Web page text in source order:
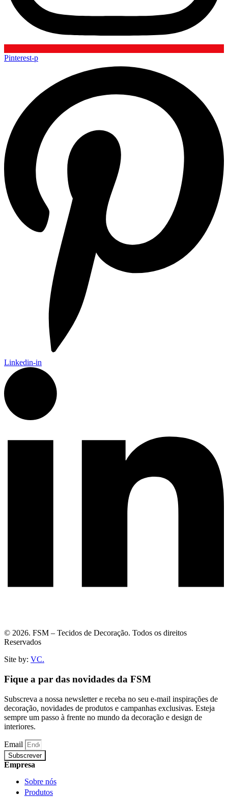
Pinterest-p
Linkedin-in
© 2026. FSM – Tecidos de Decoração. Todos os direitos
Reservados
Site by: VC.
Fique a par das novidades da FSM
Subscreva a nossa newsletter e receba no seu e-mail inspirações de
decoração, novidades de produtos e campanhas exclusivas. Esteja
sempre um passo à frente no mundo da decoração e design de
interiores.
Email
Subscrever
Empresa
Sobre nós
Produtos